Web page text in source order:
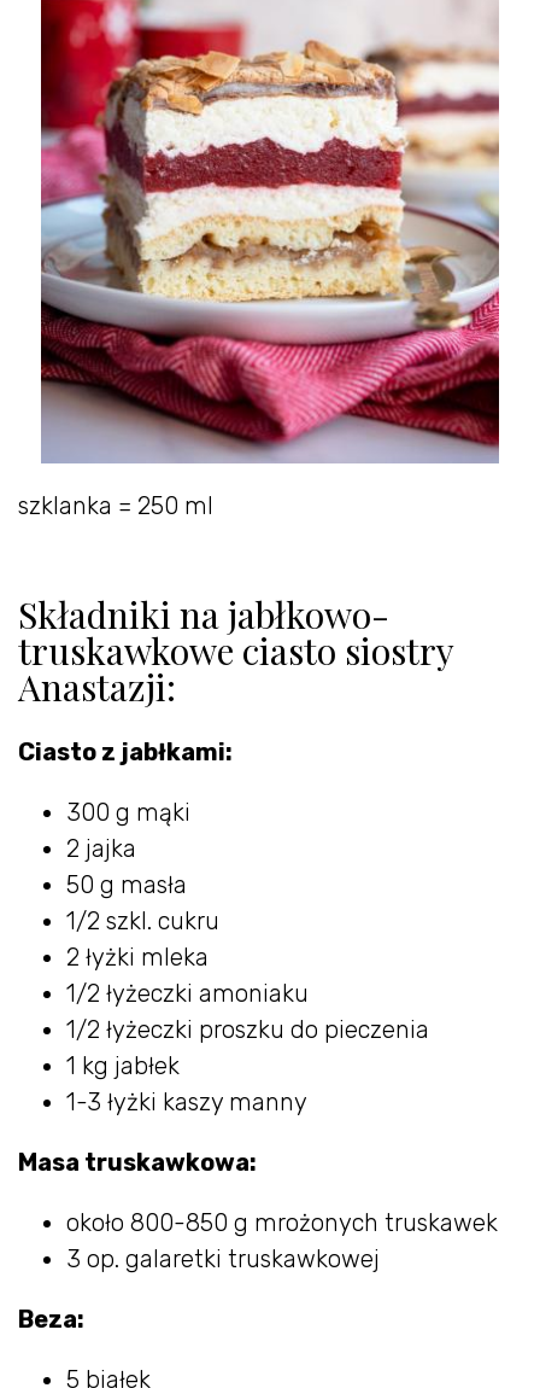
szklanka = 250 ml
Składniki na jabłkowo-
truskawkowe ciasto siostry
Anastazji:
Ciasto z jabłkami:
300 g mąki
2 jajka
50 g masła
1/2 szkl. cukru
2 łyżki mleka
1/2 łyżeczki amoniaku
1/2 łyżeczki proszku do pieczenia
1 kg jabłek
1-3 łyżki kaszy manny
Masa truskawkowa:
około 800-850 g mrożonych truskawek
3 op. galaretki truskawkowej
Beza:
5 białek